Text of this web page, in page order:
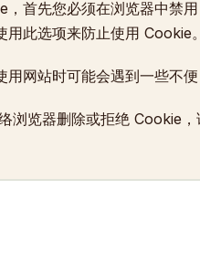
首先您必须在浏览器中禁
此选项来防止使用 Cookie。
网站时可能会遇到一些不便
览器删除或拒绝 Cookie，